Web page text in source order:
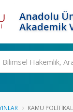
Anadolu
Akademik
KAMU